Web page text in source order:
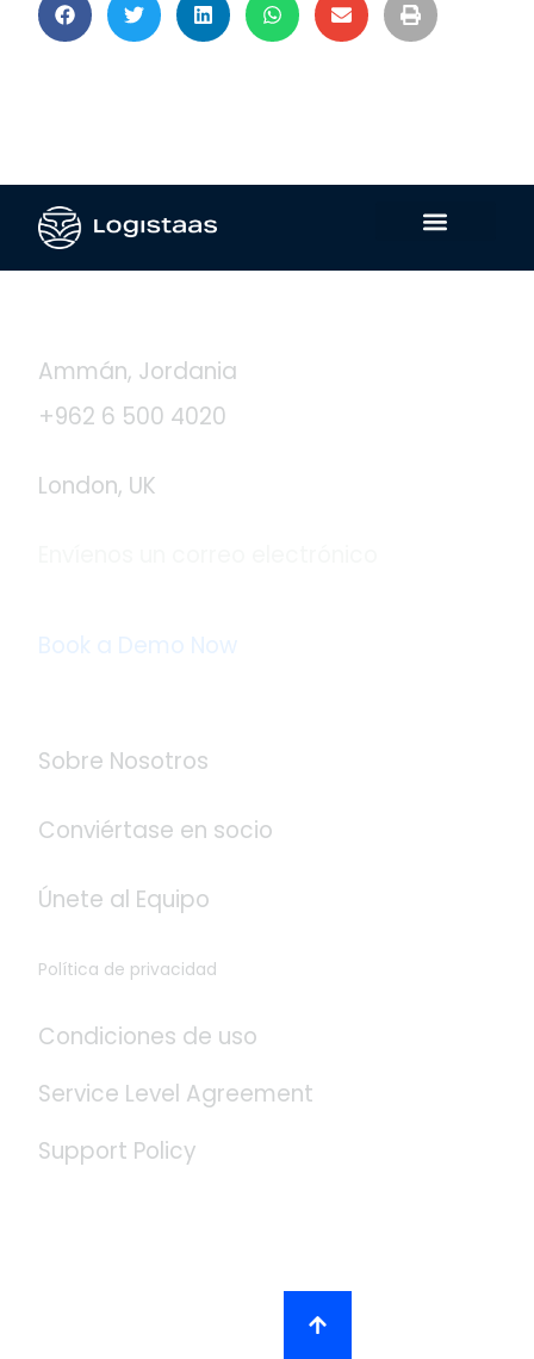
Ammán, Jordania
+962 6 500 4020
London, UK
Book a Demo Now
Sobre Nosotros
Conviértase en socio
Únete al Equipo
Política de privacidad
Condiciones de uso
Service Level Agreement
Support Policy